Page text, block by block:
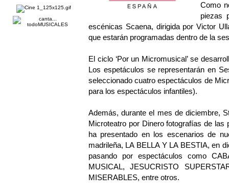
Como
piezas
escénicas Scaena, dirigida por Victor
que estarán programadas dentro de la
El ciclo ‘Por un Micromusical’ se
Los espetáculos se representarán en
seleccionado cuatro espectáculos de
para los espectáculos infantiles).
Además, durante el mes de diciembre,
Microteatro por Dinero fotografías de
ha presentado en los escenarios de
madrileña, LA BELLA Y LA BESTIA, en
pasando por espectáculos como
MUSICAL, JESUCRISTO
MISERABLES, entre otros.